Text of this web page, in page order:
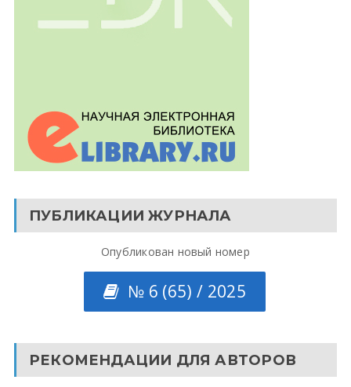
ПУБЛИКАЦИИ ЖУРНАЛА
Опубликован новый номер
№ 6 (65) / 2025
РЕКОМЕНДАЦИИ ДЛЯ АВТОРОВ